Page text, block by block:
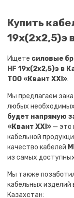
Купить
19х(2х2,5)э
Ищете силовые
HF 19х(2х2,5)э в
ТОО «Квант XXI».
Мы предлагаем
любых
будет напрямую
«Квант XXI» — это
кабельной
качество кабелей
из самых
Мы также
кабельных изделий
Казахстан: